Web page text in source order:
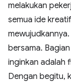
melakukan
semua ide
bersama.
inginkan adalah
Dengan begitu,